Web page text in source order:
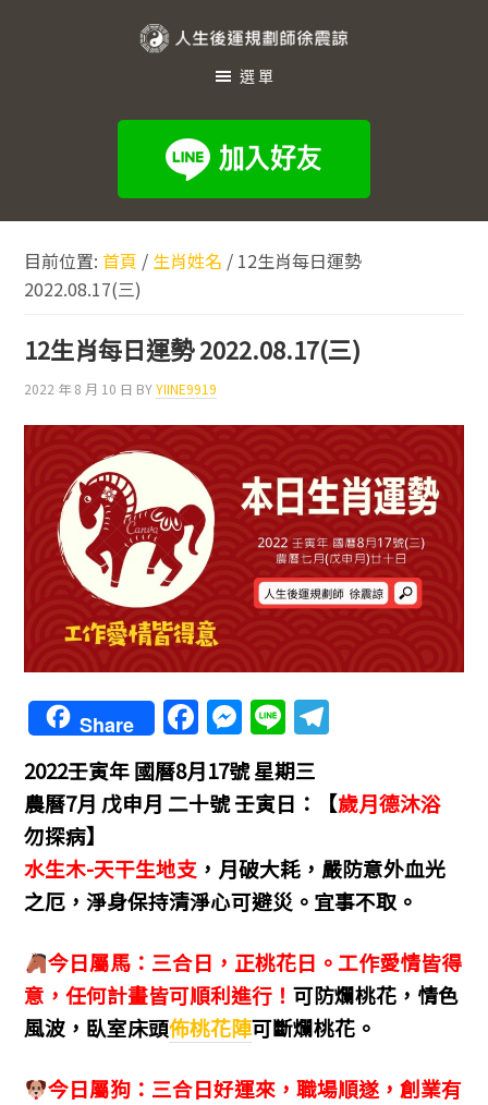
規
師
徐
震
諒
選單
目前位置:首頁 / 生肖姓名 / 12生肖每日運勢
2022.08.17(三)
12生肖每日運勢 2022.08.17(三)
2022 年 8 月 10 日 BYYIINE9919
Share F
a
c
e
b
o
o
k
M
e
ss
e
n
g
er
Li
n
e e
gr
a
m
2022壬寅年 國曆8月17號 星期三
農曆7月 戊申月 二十號 壬寅日：【歲月德沐浴
勿探病】
水生木-天干生地支 ，月破大耗，嚴防意外血光
之厄，淨身保持清淨心可避災。宜事不取。
今日屬馬：三合日，正桃花日。工作愛情皆得
意，任何計畫皆可順利進行！可防爛桃花，情色
風波，臥室床頭佈桃花陣可斷爛桃花。
今日屬狗：三合日好運來，職場順遂，創業有